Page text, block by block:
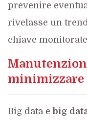
prevenire
rivelasse un
chiave
Big data e big